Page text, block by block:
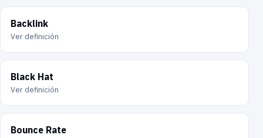
Backlink
Ver definición
Black Hat
Ver definición
Bounce Rate